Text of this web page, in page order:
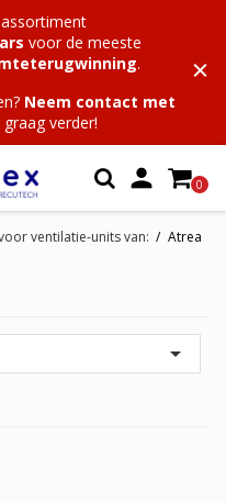
voor de meeste
.
Neem contact met
verder!
 0
ventilatie-units van: Atrea
